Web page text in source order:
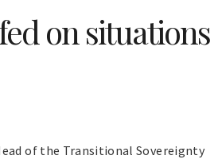
on situations
of the Transitional Sovereignty